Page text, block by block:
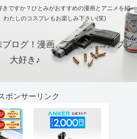
ですか？ひとみがおすすめの漫画とアニメを紹
わたしのコスプレもお楽しみ下さい(笑)
ログ！漫画、アニメ、コスプレ
大好き♪
ポンサーリンク